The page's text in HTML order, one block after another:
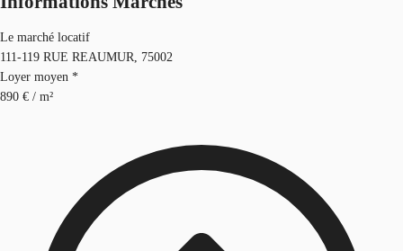
Le marché locatif
111-119 RUE REAUMUR, 75002
Loyer moyen *
890 € / m²